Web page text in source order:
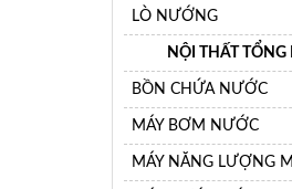
LÒ NƯỚNG
NỘI THẤT TỔNG
BỒN CHỨA NƯỚC
MÁY BƠM NƯỚC
MÁY NĂNG LƯỢNG